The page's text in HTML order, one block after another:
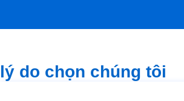
lý do chọn chúng tôi